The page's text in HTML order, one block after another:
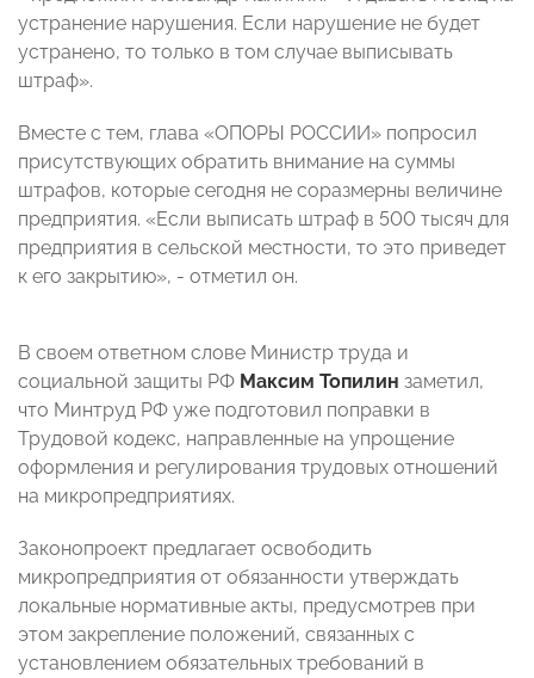
устранение нарушения. Если нарушение не будет
устранено, то только в том случае выписывать
штраф».
Вместе с тем, глава «ОПОРЫ РОССИИ» попросил
присутствующих обратить внимание на суммы
штрафов, которые сегодня не соразмерны величине
предприятия. «Если выписать штраф в 500 тысяч для
предприятия в сельской местности, то это приведет
к его закрытию», - отметил он.
В своем ответном слове Министр труда и
социальной защиты РФ Максим Топилин заметил,
что Минтруд РФ уже подготовил поправки в
Трудовой кодекс, направленные на упрощение
оформления и регулирования трудовых отношений
на микропредприятиях.
Законопроект предлагает освободить
микропредприятия от обязанности утверждать
локальные нормативные акты, предусмотрев при
этом закрепление положений, связанных с
установлением обязательных требований в